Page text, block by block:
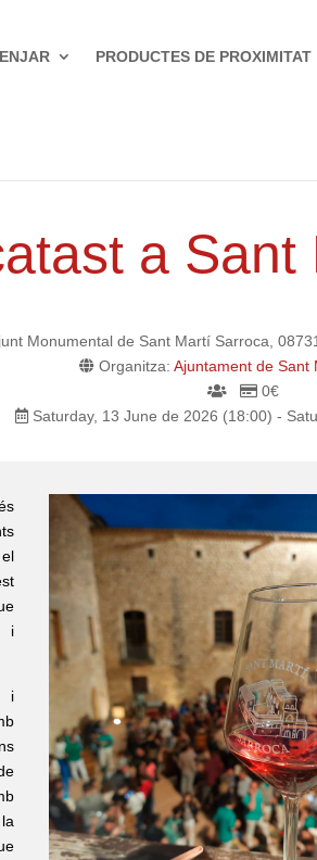
PRODUCTES DE PROXIMITAT
a
Monumental de Sant Martí Sarroca,
Organitza: Ajuntament de Sant
0€
Saturday, 13 June de 2026 (18:00) -
i
i